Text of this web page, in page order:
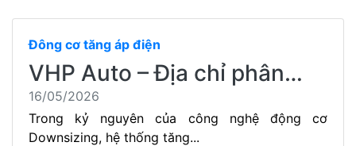
Đông cơ tăng áp điện
VHP Auto – Địa chỉ phân…
16/05/2026
Trong kỷ nguyên của công nghệ động cơ
Downsizing, hệ thống tăng...